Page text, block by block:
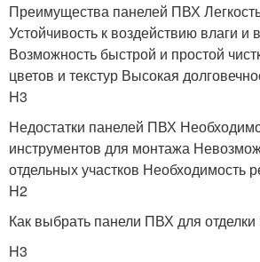
Преимущества панелей ПВХ
Устойчивость к воздействию влаги и
Возможность быстрой и простой
цветов и текстур Высокая
H3
Недостатки панелей ПВХ
инструментов для монтажа
отдельных участков Необходимость
H2
Как выбрать панели ПВХ для
H3